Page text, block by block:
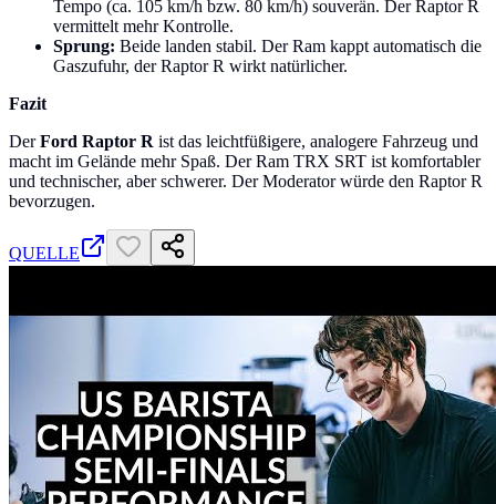
Tempo (ca. 105 km/h bzw. 80 km/h) souverän. Der Raptor R
vermittelt mehr Kontrolle.
Sprung: Beide landen stabil. Der Ram kappt automatisch die
Gaszufuhr, der Raptor R wirkt natürlicher.
Fazit
DerFord Raptor R ist das leichtfüßigere, analogere Fahrzeug und
macht im Gelände mehr Spaß. Der Ram TRX SRT ist komfortabler
und technischer, aber schwerer. Der Moderator würde den Raptor R
bevorzugen.
QUELLE